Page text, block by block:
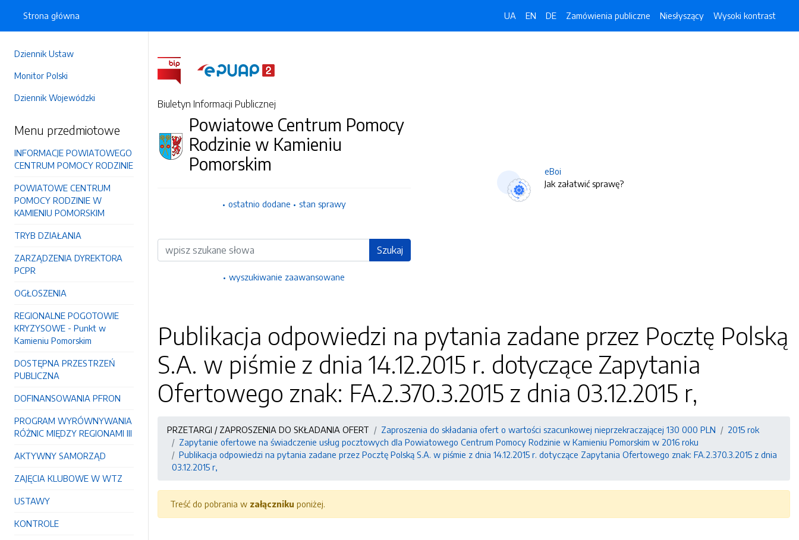
Dziennik Ustaw
Monitor Polski
Dziennik Wojewódzki
Menu przedmiotowe
INFORMACJE POWIATOWEGO
CENTRUM POMOCY RODZINIE
POWIATOWE CENTRUM
POMOCY RODZINIE W
KAMIENIU POMORSKIM
TRYB DZIAŁANIA
ZARZĄDZENIA DYREKTORA
PCPR
OGŁOSZENIA
REGIONALNE POGOTOWIE
KRYZYSOWE - Punkt w
Kamieniu Pomorskim
DOSTĘPNA PRZESTRZEŃ
PUBLICZNA
DOFINANSOWANIA PFRON
PROGRAM WYRÓWNYWANIA
RÓŻNIC MIĘDZY REGIONAMI III
AKTYWNY SAMORZĄD
ZAJĘCIA KLUBOWE W WTZ
USTAWY
KONTROLE
Strona główna UA EN DE Zamówienia publiczne Niesłyszący Wysoki kontrast
Biuletyn Informacji Publicznej
Powiatowe Centrum Pomocy
Rodzinie w Kamieniu
Pomorskim
ostatnio dodane stan sprawy
Wyszukiwarka Szukaj
wyszukiwanie zaawansowane
eBoi
Jak załatwić sprawę?
Publikacja odpowiedzi na pytania zadane przez Pocztę Polską
S.A. w piśmie z dnia 14.12.2015 r. dotyczące Zapytania
Ofertowego znak: FA.2.370.3.2015 z dnia 03.12.2015 r,
PRZETARGI / ZAPROSZENIA DO SKŁADANIA OFERT Zaproszenia do składania ofert o wartości szacunkowej nieprzekraczającej 130 000 PLN
2015 rok
Zapytanie ofertowe na świadczenie usług pocztowych dla Powiatowego Centrum Pomocy Rodzinie w Kamieniu Pomorskim w 2016 roku
Publikacja odpowiedzi na pytania zadane przez Pocztę Polską S.A. w piśmie z dnia 14.12.2015 r. dotyczące Zapytania Ofertowego znak: FA.2.370.3.2015 z dnia
03.12.2015 r,
Treść do pobrania w załączniku poniżej.